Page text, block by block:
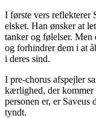
I første vers reflekterer
elsket. Han ønsker at
tanker og følelser. Men
og forhindrer dem i at
i deres sind.
I pre-chorus afspejler
kærlighed, der kommer
personen er, er
tyndt.